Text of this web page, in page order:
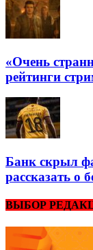
«Очень
рейтинги
Банк скрыл
рассказать о
ВЫБОР